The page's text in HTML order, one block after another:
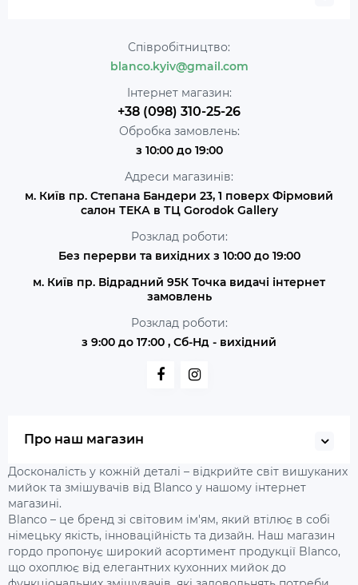
Співробітництво:
blanco.kyiv@gmail.com
Інтернет магазин:
+38 (098) 310-25-26
Обробка замовлень:
з 10:00 до 19:00
Адреси магазинів:
м. Київ пр. Степана Бандери 23, 1 поверх Фірмовий
салон ТЕКА в ТЦ Gorodok Gallery
Розклад роботи:
Без перерви та вихідних з 10:00 до 19:00
м. Київ пр. Відрадний 95К Точка видачі інтернет
замовлень
Розклад роботи:
з 9:00 до 17:00 , Сб-Нд - вихідний
Про наш магазин
Досконалість у кожній деталі – відкрийте світ вишуканих
мийок та змішувачів від Blanco у нашому інтернет
магазині.
Blanco – це бренд зі світовим ім'ям, який втілює в собі
німецьку якість, інноваційність та дизайн. Наш магазин
гордо пропонує широкий асортимент продукції Blanco,
що охоплює від елегантних кухонних мийок до